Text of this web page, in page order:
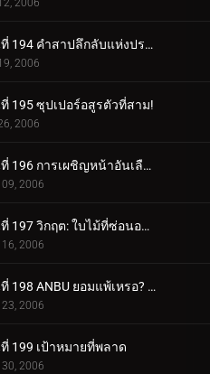
2006
ตอนที่ 194 คำสาปลึกลับแห่งปราสาทผีสิง
2006
195 ซุปเปอร์อสูรตัวที่สาม!
2006
ตอนที่ 196 การเผชิญหน้าอันเลือดร้อน: นักเรียนกับอาจารย์
2006
ตอนที่ 197 วิกฤต: ใบไม้ที่ซ่อนอยู่ 11 รวมพล!
2006
ตอนที่ 198 ANBU ยอมแพ้เหรอ? ความทรงจำของนารูโตะ
2006
199 เป้าหมายที่พลาด
2006